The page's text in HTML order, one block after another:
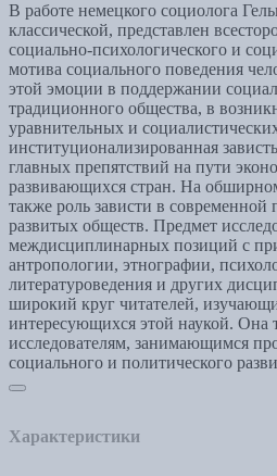
В работе немецкого социолога
классической, представлен
социально-психологического и
мотива социального поведения
этой эмоции в поддержании
традиционного общества, в
уравнительных и
институционализированная
главных препятствий на пути
развивающихся стран. На
также роль зависти в современной
развитых обществ. Предмет
междисциплинарных позиций с
антропологии, этнографии,
литературоведения и других
широкий круг читателей,
интересующихся этой наукой. Она
исследователям, занимающимся
социального и политического
Характеристики